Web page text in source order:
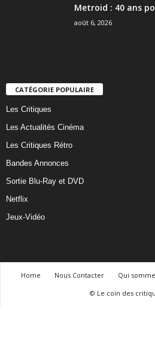
Metroid : 40 ans
août 6, 2026
CATÉGORIE POPULAIRE
Les Critiques
Les Actualités Cinéma
Les Critiques Rétro
Bandes Annonces
Sortie Blu-Ray et DVD
Netflix
Jeux-Vidéo
Home Nous Contacter Qui
© Le coin des